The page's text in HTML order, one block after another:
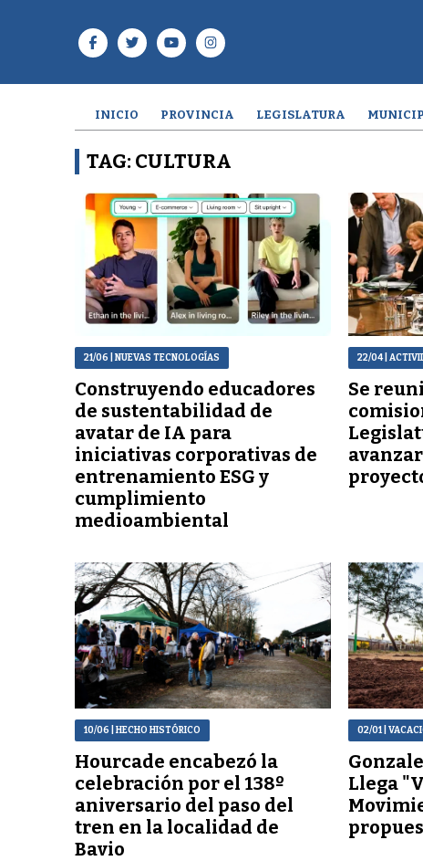
INICIO PROVINCIA LEGISLATURA
TAG: CULTURA
21/06 | NUEVAS TECNOLOGÍAS
Construyendo educadores
de sustentabilidad de
avatar de IA para
iniciativas corporativas de
entrenamiento ESG y
cumplimiento
medioambiental
22/04|
Se
10/06 | HECHO HISTÓRICO
Hourcade encabezó la
celebración por el 138º
aniversario del paso del
tren en la localidad de
Bavio
02/01|
Llega